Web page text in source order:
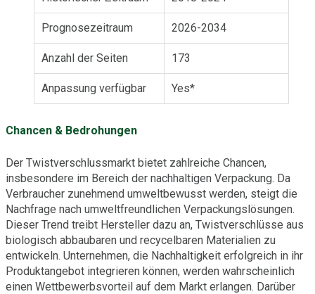
Prognosezeitraum 2026-2034
Anzahl der Seiten 173
Anpassung verfügbar Yes*
Chancen & Bedrohungen
Der Twistverschlussmarkt bietet zahlreiche Chancen,
insbesondere im Bereich der nachhaltigen Verpackung. Da
Verbraucher zunehmend umweltbewusst werden, steigt die
Nachfrage nach umweltfreundlichen Verpackungslösungen.
Dieser Trend treibt Hersteller dazu an, Twistverschlüsse aus
biologisch abbaubaren und recycelbaren Materialien zu
entwickeln. Unternehmen, die Nachhaltigkeit erfolgreich in ihr
Produktangebot integrieren können, werden wahrscheinlich
einen Wettbewerbsvorteil auf dem Markt erlangen. Darüber